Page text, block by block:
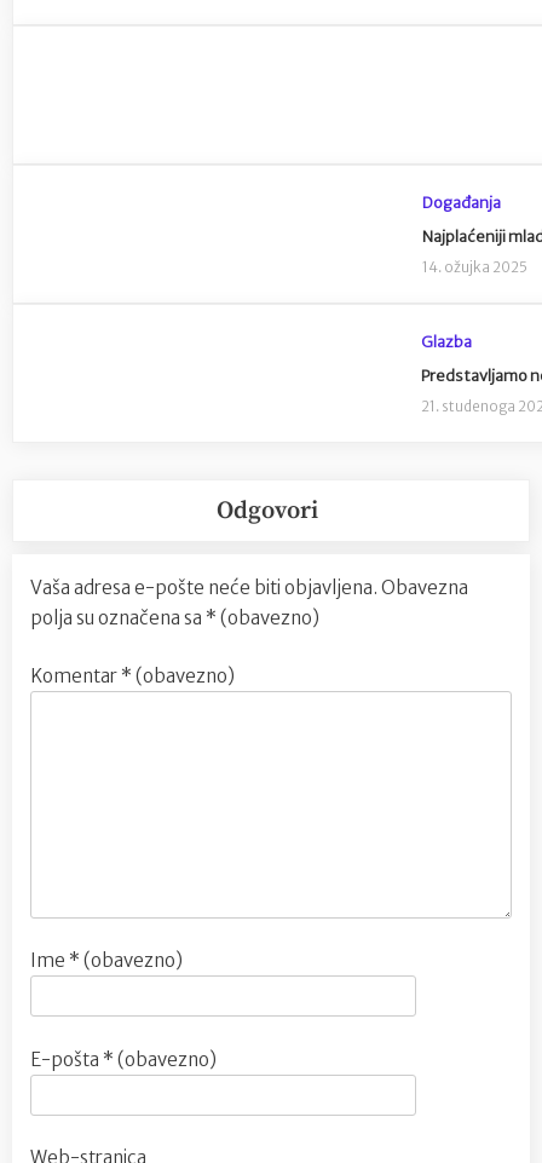
Događanja
Najplaćeniji
14. ožujka 2025
Glazba
Predstavljamo
21. studenoga
Odgovori
Vaša adresa e-pošte neće biti objavljena. Obavezna
polja su označena sa * (obavezno)
Komentar * (obavezno)
Ime * (obavezno)
E-pošta * (obavezno)
Web-stranica